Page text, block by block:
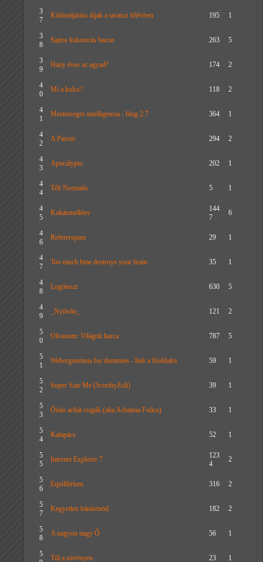
3
7
Különeljárási díjak a tavaszi félévben 195 1
3
8
Sajtos kukoricás bacon 263 5
3
9
Hány éves az agyad? 174 2
4
0
Mi a kulcs? 118 2
4
1
Mesterséges intelligencia - blog 2.7 364 1
4
2
A Passió 294 2
4
3
Apocalypto 202 1
4
4
Téli Normafa 5 1
4
5
Kukásmellény
144
7
6
4
6
Refererspam 29 1
4
7
Too much bme destroys your brain 35 1
4
8
Logóteszt 630 5
4
9
_Nyilván_ 121 2
5
0
Olvastam: Világok harca 787 5
5
1
Webergonómia for dummies - link a főoldalra 59 1
5
2
Super Size Me (ScoobyZoli) 39 1
5
3
Óriás achát csigák (aka Achatina Fulica) 33 1
5
4
Kalapács 52 1
5
5
Internet Explorer 7
123
4
2
5
6
Equilibrium 316 2
5
7
Kegyetlen bánásmód 182 2
5
8
A nagyon nagy Ő 56 1
5
Túl a sövényen 23 1